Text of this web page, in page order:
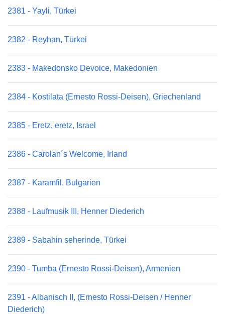
2381 - Yayli, Türkei
2382 - Reyhan, Türkei
2383 - Makedonsko Devoice, Makedonien
2384 - Kostilata (Ernesto Rossi-Deisen), Griechenland
2385 - Eretz, eretz, Israel
2386 - Carolan´s Welcome, Irland
2387 - Karamfil, Bulgarien
2388 - Laufmusik III, Henner Diederich
2389 - Sabahin seherinde, Türkei
2390 - Tumba (Ernesto Rossi-Deisen), Armenien
2391 - Albanisch II, (Ernesto Rossi-Deisen / Henner
Diederich)